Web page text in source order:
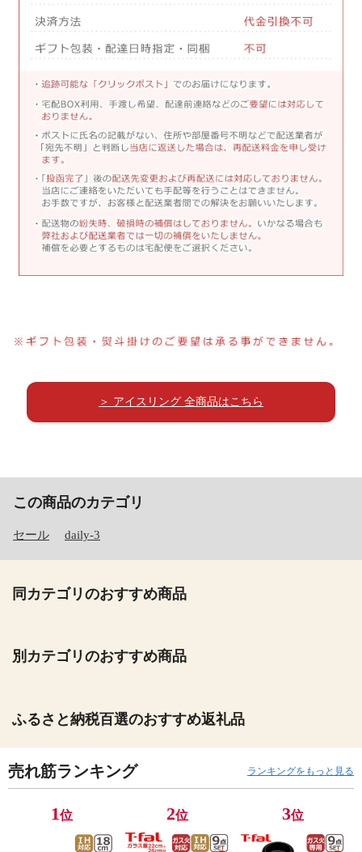
＞ アイスリング 全商品はこちら
この商品のカテゴリ
セール daily-3
同カテゴリのおすすめ商品
別カテゴリのおすすめ商品
ふるさと納税百選のおすすめ返礼品
売れ筋ランキング ランキングをもっと見る
1位 2位 3位